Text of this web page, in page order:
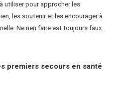
utiliser pour approcher les
les soutenir et les encourager à
Ne rien faire est toujours faux.
premiers secours en santé